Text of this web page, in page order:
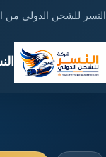
النسر للشحن الدولي من